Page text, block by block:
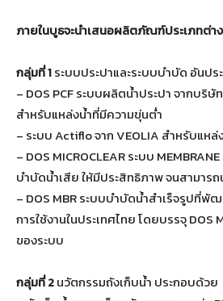
ภายในบูธจะนำเสนอผลิตภัณฑ์ประเภทต่า
กลุ่มที่ 1ระบบประปาและระบบบำบัด อันป
– DOS PCF ระบบผลิตน้ำประปา จากบริษั
สำหรับแหล่งน้ำที่มีความขุ่นต่ำ
– ระบบ Actiflo จาก VEOLIA สำหรับแห
– DOS MICROCLEAR ระบบ
บำบัดน้ำเสีย ให้มีประสิทธิภาพ จนสามารถ
– DOS MBR ระบบบำบัดน้ำสำเร็จรูปที่พั
การใช้งานในประเทศไทย โดยบรรจุ DOS
ของระบบ
กลุ่มที่ 2นวัตกรรมถังเก็บน้ำ ประกอบด้วย